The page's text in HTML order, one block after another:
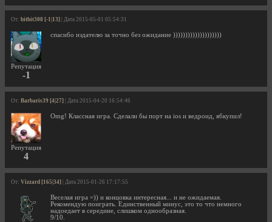
От: bitbit308 [-1|13] | Дата 2015-05-01 05:54:31
Репутация
-1
спасибо издателю за точно без ожидание ))))))))))))))))))))
От: Barbaris39 [4|27] | Дата 2015-04-20 16:54:46
Репутация
4
Omg! Классная игра. Сделали бы порт на ios и ведроид, ябкупил!
От: Vizzard [165|34] | Дата 2015-01-26 17:17:55
Веселая игра =)) и концовка интересная... и не ожидаемая.
Рекомендую поиграть. Единственный минус, это то что немного
надоедает в середине, слишком однообразная.
9/10.